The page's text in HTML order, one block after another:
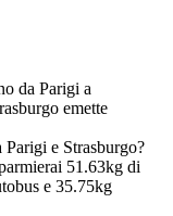
da Parigi a
emette
e Strasburgo?
51.63kg di
e 35.75kg